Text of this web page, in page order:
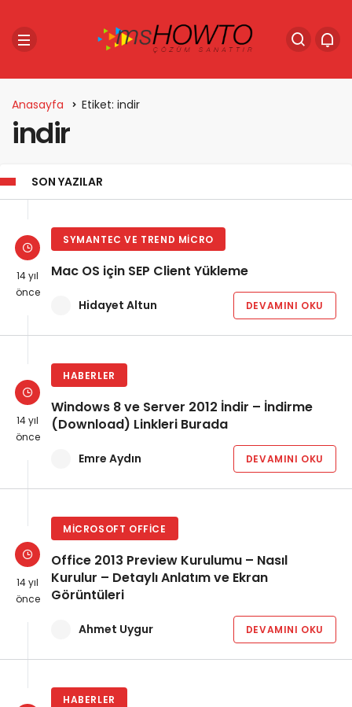
Anasayfa Etiket: indir
indir
SON YAZILAR
14 yıl
önce
SYMANTEC VE TREND MICRO
Mac OS için SEP Client Yükleme
Hidayet Altun DEVAMINI OKU
14 yıl
önce
HABERLER
Windows 8 ve Server 2012 İndir – İndirme
(Download) Linkleri Burada
Emre Aydın DEVAMINI OKU
14 yıl
önce
MICROSOFT OFFICE
Office 2013 Preview Kurulumu – Nasıl
Kurulur – Detaylı Anlatım ve Ekran
Görüntüleri
Ahmet Uygur DEVAMINI OKU
HABERLER